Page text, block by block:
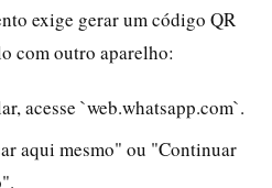
exige gerar um código QR
com outro aparelho:
acesse `web.whatsapp.com`.
aqui mesmo" ou "Continuar